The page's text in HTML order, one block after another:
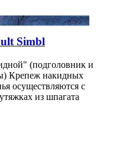
Simbl
(подголовник и
Крепеж накидных
осуществляются с
из шпагата